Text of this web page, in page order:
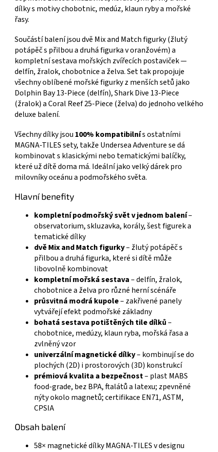
dílky s motivy chobotnic, medúz, klaun ryby a mořské
řasy.
Součástí balení jsou dvě Mix and Match figurky (žlutý
potápěč s přilbou a druhá figurka v oranžovém) a
kompletní sestava mořských zvířecích postaviček —
delfín, žralok, chobotnice a želva. Set tak propojuje
všechny oblíbené mořské figurky z menších setů jako
Dolphin Bay 13-Piece (delfín), Shark Dive 13-Piece
(žralok) a Coral Reef 25-Piece (želva) do jednoho velkého
deluxe balení.
Všechny dílky jsou 100% kompatibilnís ostatními
MAGNA-TILES sety, takže Undersea Adventure se dá
kombinovat s klasickými nebo tematickými balíčky,
které už dítě doma má. Ideální jako velký dárek pro
milovníky oceánu a podmořského světa.
Hlavní benefity
kompletní podmořský svět v jednom balení–
observatorium, skluzavka, korály, šest figurek a
tematické dílky
dvě Mix and Match figurky– žlutý potápěč s
přilbou a druhá figurka, které si dítě může
libovolně kombinovat
kompletní mořská sestava– delfín, žralok,
chobotnice a želva pro různé herní scénáře
průsvitná modrá kupole– zakřivené panely
vytvářejí efekt podmořské základny
bohatá sestava potištěných tile dílků–
chobotnice, medúzy, klaun ryba, mořská řasa a
zvlněný vzor
univerzální magnetické dílky– kombinují se do
plochých (2D) i prostorových (3D) konstrukcí
prémiová kvalita a bezpečnost– plast MABS
food-grade, bez BPA, ftalátů a latexu; zpevněné
nýty okolo magnetů; certifikace EN71, ASTM,
CPSIA
Obsah balení
58× magnetické dílky MAGNA-TILES v designu